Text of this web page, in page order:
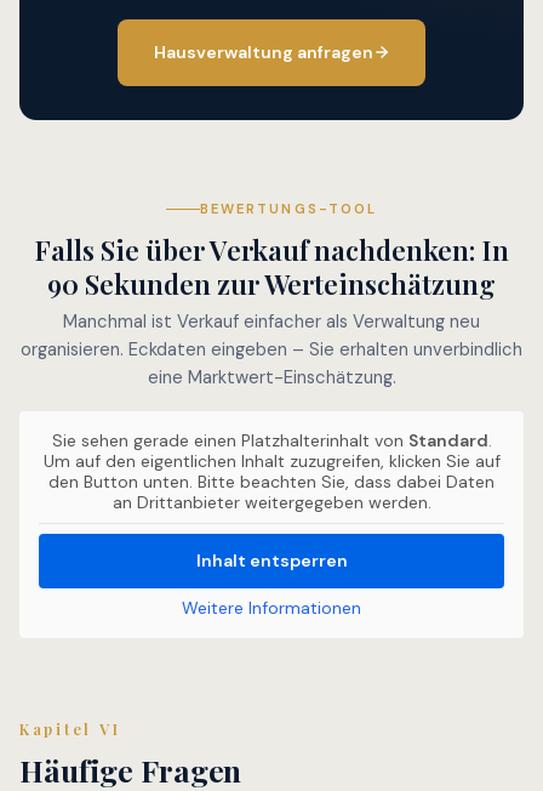
Hausverwaltung anfragen
BEWERTUNGS-TOOL
Falls Sie über Verkauf nachdenken: In
90 Sekunden zur Werteinschätzung
Manchmal ist Verkauf einfacher als Verwaltung neu
organisieren. Eckdaten eingeben – Sie erhalten unverbindlich
eine Marktwert-Einschätzung.
Sie sehen gerade einen Platzhalterinhalt von Standard.
Um auf den eigentlichen Inhalt zuzugreifen, klicken Sie auf
den Button unten. Bitte beachten Sie, dass dabei Daten
an Drittanbieter weitergegeben werden.
Inhalt entsperren
Weitere Informationen
Kapitel VI
Häufige Fragen